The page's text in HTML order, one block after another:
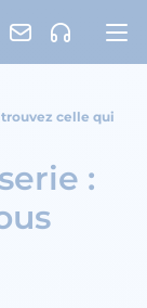
celle qui
: